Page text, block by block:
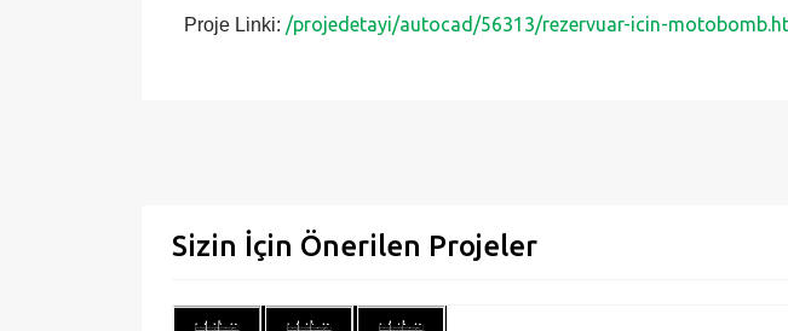
Proje Linki: /projedetayi/autocad/56313/rezervuar-icin-
Sizin İçin Önerilen Projeler